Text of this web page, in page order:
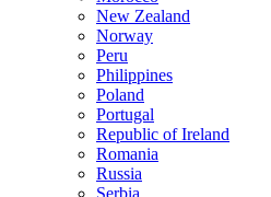
New Zealand
Norway
Peru
Philippines
Poland
Portugal
Republic of Ireland
Romania
Russia
Serbia